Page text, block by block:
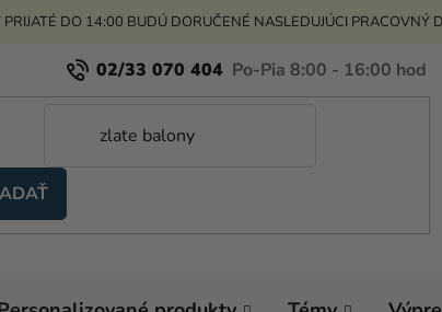
PRIJATÉ DO 14:00 BUDÚ DORUČENÉ NASLEDUJÚCI PRACOVNÝ
02/33 070 404